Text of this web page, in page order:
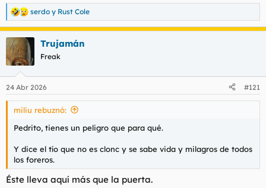
R
e
a
c
c
i
e
s
serdo y Rust Cole
Trujamán
Freak
24 Abr 2026 #121
miliu rebuznó:
Pedrito, tienes un peligro que para qué.
Y dice el tío que no es clonc y se sabe vida y milagros de todos
los foreros.
Éste lleva aquí más que la puerta.